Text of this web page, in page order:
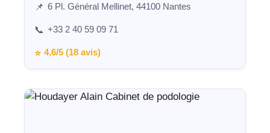
📌 6 Pl. Général Mellinet, 44100 Nantes
📞 +33 2 40 59 09 71
⭐ 4,6/5 (18 avis)